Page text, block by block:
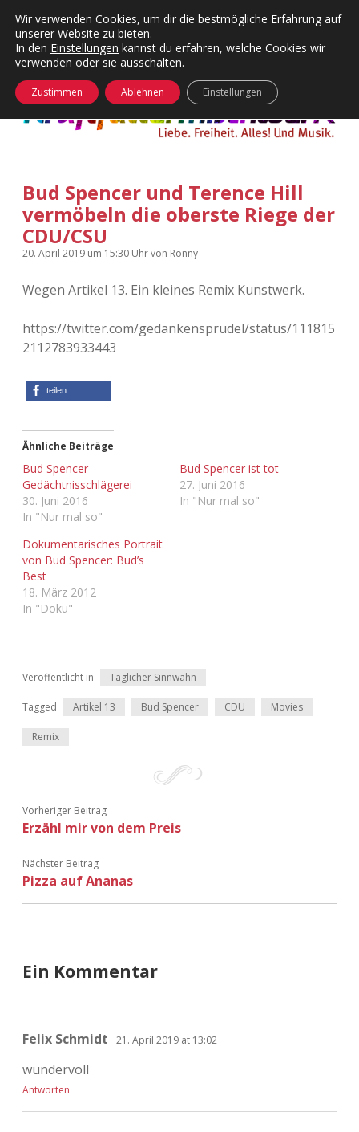
Kategorien
Menü
24 Hours Chilling
Die Wende
KFMW-Disco
KFMW-Disco
Dates
Contact
Dropdown-
Adventskalender 2012
Adventskalender 2015
Adventskalender 2016
Adventskalender 2017
Adventskalender 2023
öffnen
Bud Spencer und Terence Hill
vermöbeln die oberste Riege der
CDU/CSU
20. April 2019 um 15:30 Uhrvon Ronny
Wegen Artikel 13. Ein kleines Remix Kunstwerk.
https://twitter.com/gedankensprudel/status/111815
2112783933443
teilen
Ähnliche Beiträge
Bud Spencer
Gedächtnisschlägerei
30. Juni 2016
In "Nur mal so"
Bud Spencer ist tot
27. Juni 2016
In "Nur mal so"
Dokumentarisches Portrait
von Bud Spencer: Bud’s
Best
18. März 2012
In "Doku"
Veröffentlicht in Täglicher Sinnwahn
Tagged Artikel 13 Bud Spencer CDU Movies
Remix
Vorheriger Beitrag
Erzähl mir von dem Preis
Nächster Beitrag
Pizza auf Ananas
Ein Kommentar
Felix Schmidt 21. April 2019 at 13:02
wundervoll
Antworten
Wir verwenden Cookies, um dir die bestmögliche Erfahrung auf
unserer Website zu bieten.
In den Einstellungen kannst du erfahren, welche Cookies wir
verwenden oder sie ausschalten.
Zustimmen Ablehnen Einstellungen